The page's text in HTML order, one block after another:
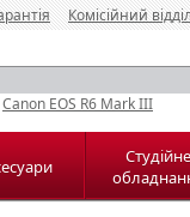
Комісійний
Canon EOS R6 Mark III
Студійне